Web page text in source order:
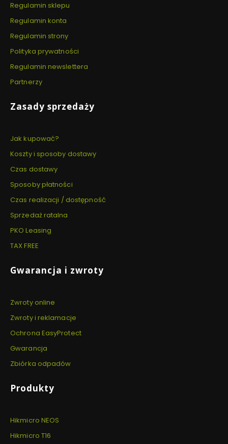
Regulamin sklepu
Regulamin konta
Regulamin strony
Polityka prywatności
Regulamin newslettera
Partnerzy
Zasady sprzedaży
Jak kupować?
Koszty i sposoby dostawy
Czas dostawy
Sposoby płatności
Czas realizacji / dostępność
Sprzedaż ratalna
PKO Leasing
TAX FREE
Gwarancja i zwroty
Zwroty online
Zwroty i reklamacje
Ochrona EasyProtect
Gwarancja
Zbiórka odpadów
Produkty
Hikmicro NEOS
Hikmicro T16